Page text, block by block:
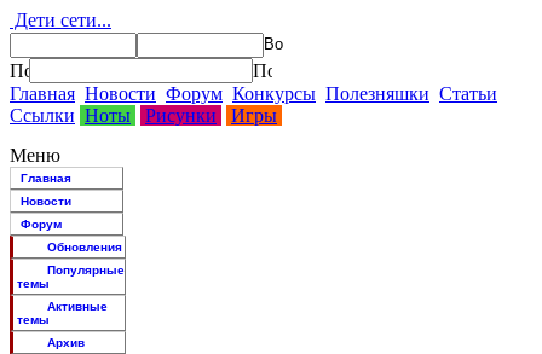
Дети сети...
Главная Новости Форум Конкурсы Полезняшки Статьи
Ссылки Ноты Рисунки
Игры
Меню
Главная
Новости
Форум
Обновления
Популярные
темы
Активные
темы
Архив